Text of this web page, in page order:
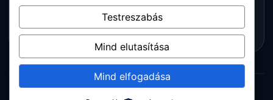
Testreszabás
Mind elutasítása
Mind elfogadása